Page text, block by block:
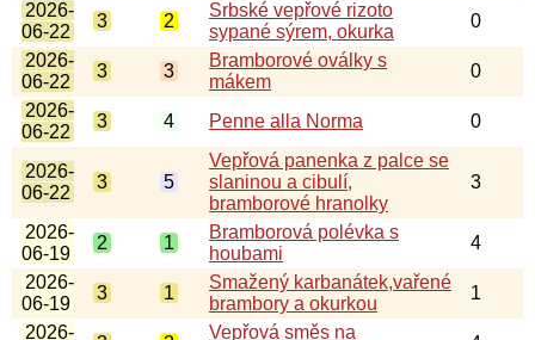
2026-
06-22
3 2
Srbské vepřové rizoto
sypané sýrem, okurka
0
2026-
06-22
3 3
Bramborové oválky s
mákem
0
2026-
06-22
3 4 Penne alla Norma 0
2026-
06-22
3 5
Vepřová panenka z palce se
slaninou a cibulí,
bramborové hranolky
3
2026-
06-19
2 1
Bramborová polévka s
houbami
4
2026-
06-19
3 1
Smažený karbanátek,vařené
brambory a okurkou
1
2026-
Vepřová směs na